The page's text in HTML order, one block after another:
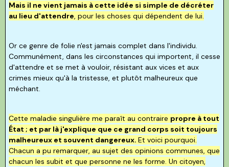
Mais il ne vient jamais à cette idée si simple de décréter
au lieu d'attendre, pour les choses qui dépendent de lui.
Or ce genre de folie n'est jamais complet dans l'individu.
Communément, dans les circonstances qui importent, il cesse
d'attendre et se met à vouloir, résistant aux vices et aux
crimes mieux qu'à la tristesse, et plutôt malheureux que
méchant.
Cette maladie singulière me paraît au contraire propre à tout
État ; et par là j'explique que ce grand corps soit toujours
malheureux et souvent dangereux. Et voici pourquoi.
Chacun a pu remarquer, au sujet des opinions communes, que
chacun les subit et que personne ne les forme. Un citoyen,